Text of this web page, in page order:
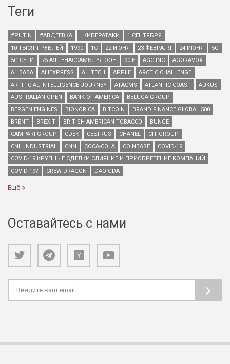
Теги
#PUTIN #АВДЕЕВКА . КИБЕРАТАКИ
1 СЕНТЯБРЯ
10 ТЫСЯЧ РУБЛЕЙ
1990 1С 22 ИЮНЯ 23 ФЕВРАЛЯ 24 ИЮНЯ
5G
5G-СЕТИ
75-АЯ ГЕНАССАМБЛЕЯ ООН 90-Е AGC INC
AGORAVOX
ALIBABA
ALIEXPRESS ALLTECH APPLE
ARCTIC CHALLENGE
ARTIFICIAL INTELLIGENCE JOURNEY
ATACMS ATLANTIC COAST
AUKUS
AUSTRALIAN OPEN
BANK OF AMERICA
BELUGA GROUP
BERGEN ENGINES
BIONORICA BITCOIN
BRAND FINANCE GLOBAL 500
BRENT
BREXIT BRITISH AMERICAN TOBACCO
BUNGE
CAMPARI GROUP
CDEK CEETRUS CHANEL
CITIGROUP
CNH INDUSTRIAL
CNN COCA-COLA COINBASE
COVID-19
COVID-19 КРУПНЫЕ СДЕЛКИ СЛИЯНИЕ И ПРИОБРЕТЕНИЕ КОМПАНИЙ
COVID-19?
CREW DRAGON DAO GDA
Ещё
Оставайтесь с нами